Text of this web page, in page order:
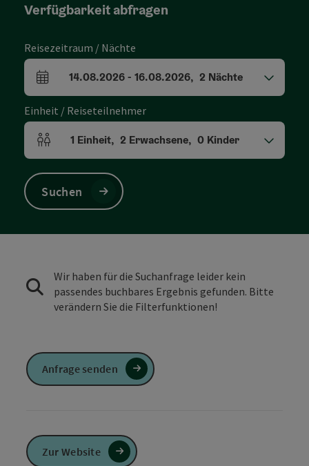
Verfügbarkeit abfragen
Reisezeitraum / Nächte
An- und Abreisefelder
14.08.2026- 16.08.2026, 2 Nächte
Einheit / Reiseteilnehmer
Einheitenanzahl und Personenfelder
1 Einheit, 2 Erwachsene, 0 Kinder
Suchen
Wir haben für die Suchanfrage leider kein
passendes buchbares Ergebnis gefunden. Bitte
verändern Sie die Filterfunktionen!
Anfrage senden
Zur Website